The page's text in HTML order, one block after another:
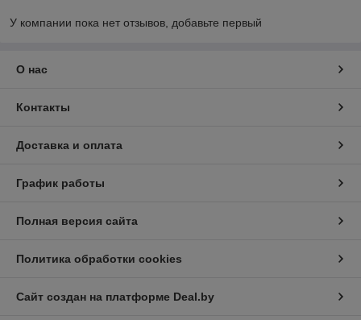
У компании пока нет отзывов, добавьте первый
О нас
Контакты
Доставка и оплата
График работы
Полная версия сайта
Политика обработки cookies
Сайт создан на платформе Deal.by